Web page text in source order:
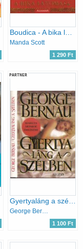
Boudica - A bika látomása
Manda Scott
1 290 Ft
PARTNER
Gyertyaláng a szélben (Marilyn Monroe emlékére)
George Bernau
1 100 Ft